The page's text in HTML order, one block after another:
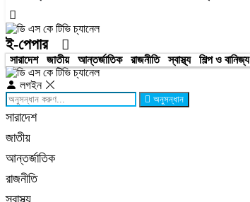
ই-পেপার
সারাদেশ জাতীয় আন্তর্জাতিক রাজনীতি স্বাস্থ্য শিল্প ও বানিজ্য
লগইন
অনুসন্ধান
সারাদেশ
জাতীয়
আন্তর্জাতিক
রাজনীতি
স্বাস্থ্য